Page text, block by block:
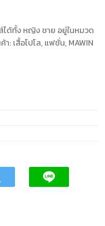
ได้ทั้ง หญิง ชาย อยู่ในหมวด
: เสื้อโปโล, แฟชั่น, MAWIN